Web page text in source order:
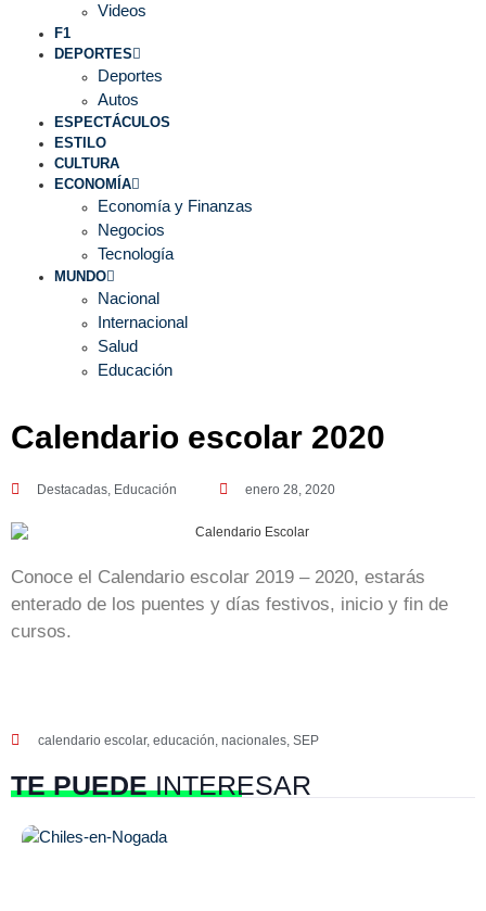
Videos
F1
DEPORTES
Deportes
Autos
ESPECTÁCULOS
ESTILO
CULTURA
ECONOMÍA
Economía y Finanzas
Negocios
Tecnología
MUNDO
Nacional
Internacional
Salud
Educación
Calendario escolar 2020
Destacadas, Educación enero 28, 2020
Conoce el Calendario escolar 2019 – 2020, estarás
enterado de los puentes y días festivos, inicio y fin de
cursos.
calendario escolar, educación, nacionales, SEP
TE PUEDEINTERESAR